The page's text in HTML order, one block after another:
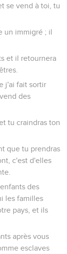
se vend à toi, tu
un immigré ; il
et il retournera
j'ai fait sortir
des
tu craindras ton
que tu prendras
c'est d'elles
des
les familles
pays, et ils
après vous
esclaves